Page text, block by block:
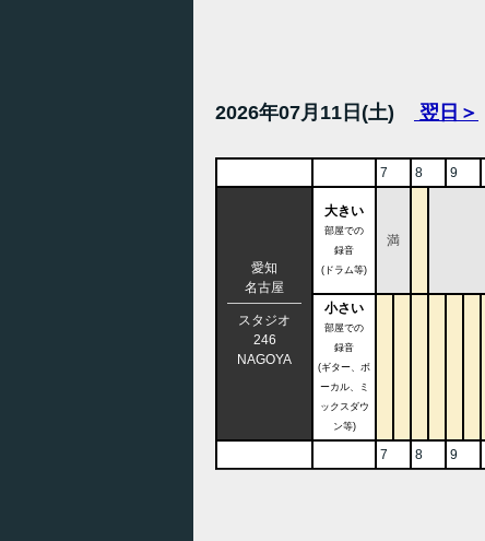
2026年07月11日(土) 翌日＞
7 8 9
愛知
名古屋
スタジオ
246
NAGOYA
大きい
部屋での
録音
(ドラム等)
満
小さい
部屋での
録音
(ギター、ボ
ーカル、ミ
ックスダウ
ン等)
7 8 9